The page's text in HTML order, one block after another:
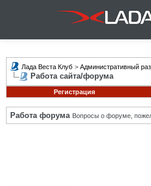
Лада Веста Клуб > Административный
Работа сайта/форума
Регистрация
Работа форума Вопросы о форуме,